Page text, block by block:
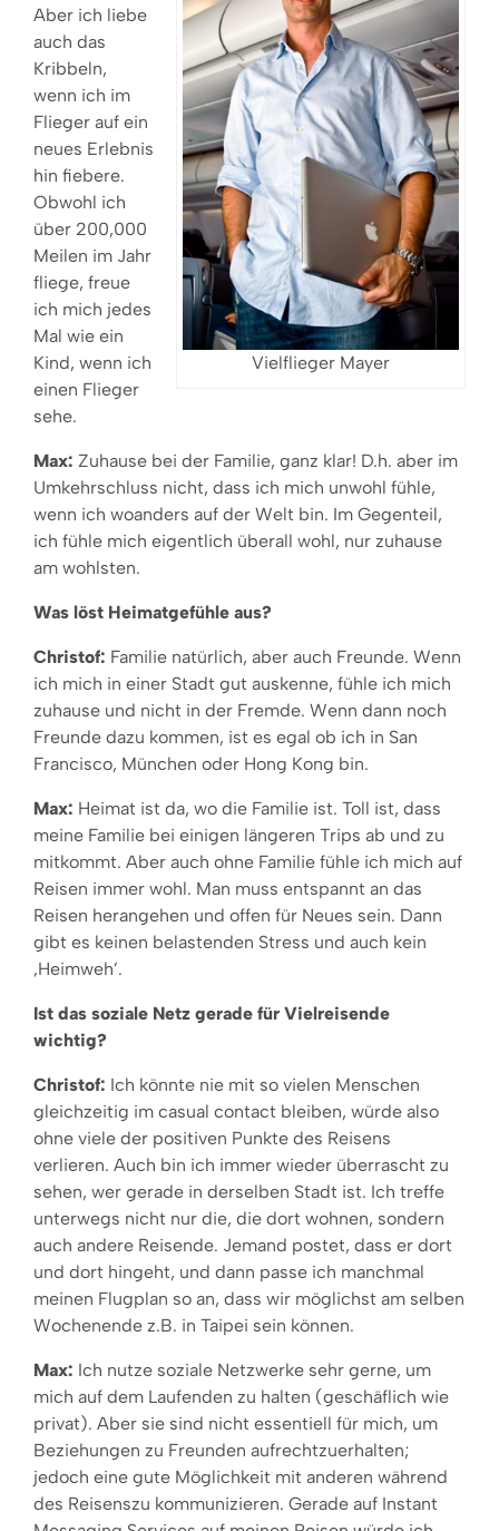
Vielflieger Mayer
Aber ich liebe
auch das
Kribbeln,
wenn ich im
Flieger auf ein
neues Erlebnis
hin fiebere.
Obwohl ich
über 200,000
Meilen im Jahr
fliege, freue
ich mich jedes
Mal wie ein
Kind, wenn ich
einen Flieger
sehe.
Max: Zuhause bei der Familie, ganz klar! D.h. aber im
Umkehrschluss nicht, dass ich mich unwohl fühle,
wenn ich woanders auf der Welt bin. Im Gegenteil,
ich fühle mich eigentlich überall wohl, nur zuhause
am wohlsten.
Was löst Heimatgefühle aus?
Christof: Familie natürlich, aber auch Freunde. Wenn
ich mich in einer Stadt gut auskenne, fühle ich mich
zuhause und nicht in der Fremde. Wenn dann noch
Freunde dazu kommen, ist es egal ob ich in San
Francisco, München oder Hong Kong bin.
Max: Heimat ist da, wo die Familie ist. Toll ist, dass
meine Familie bei einigen längeren Trips ab und zu
mitkommt. Aber auch ohne Familie fühle ich mich auf
Reisen immer wohl. Man muss entspannt an das
Reisen herangehen und offen für Neues sein. Dann
gibt es keinen belastenden Stress und auch kein
‚Heimweh’.
Ist das soziale Netz gerade für Vielreisende
wichtig?
Christof: Ich könnte nie mit so vielen Menschen
gleichzeitig im casual contact bleiben, würde also
ohne viele der positiven Punkte des Reisens
verlieren. Auch bin ich immer wieder überrascht zu
sehen, wer gerade in derselben Stadt ist. Ich treffe
unterwegs nicht nur die, die dort wohnen, sondern
auch andere Reisende. Jemand postet, dass er dort
und dort hingeht, und dann passe ich manchmal
meinen Flugplan so an, dass wir möglichst am selben
Wochenende z.B. in Taipei sein können.
Max: Ich nutze soziale Netzwerke sehr gerne, um
mich auf dem Laufenden zu halten (geschäflich wie
privat). Aber sie sind nicht essentiell für mich, um
Beziehungen zu Freunden aufrechtzuerhalten;
jedoch eine gute Möglichkeit mit anderen während
des Reisenszu kommunizieren. Gerade auf Instant